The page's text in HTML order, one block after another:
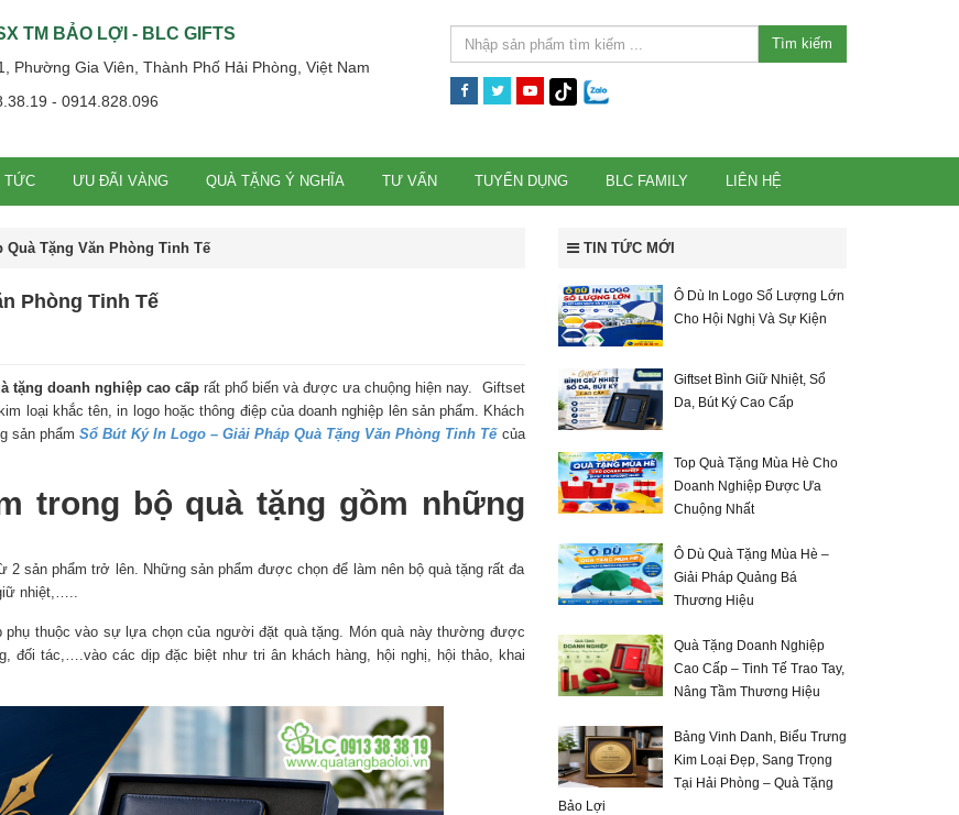
TM BẢO LỢI - BLC GIFTS
Phường Gia Viên, Thành Phố Hải Phòng, Việt Nam
- 0914.828.096
Tìm kiếm
TỨC ƯU ĐÃI VÀNG QUÀ TẶNG Ý NGHĨA TƯ VẤN TUYỂN DỤNG BLC FAMILY LIÊN HỆ
Tặng Văn Phòng Tinh Tế
Phòng Tinh Tế
tặng doanh nghiệp cao cấprất phổ biến và được ưa chuộng hiện nay. Giftset
loại khắc tên, in logo hoặc thông điệp của doanh nghiệp lên sản phẩm. Khách
sản phẩmSổ Bút Ký In Logo – Giải Pháp Quà Tặng Văn Phòng Tinh Tếcủa
trong bộ quà tặng gồm những
2 sản phẩm trở lên. Những sản phẩm được chọn để làm nên bộ quà tặng rất đa
nhiệt,…..
thuộc vào sự lựa chọn của người đặt quà tặng. Món quà này thường được
đối tác,….vào các dịp đặc biệt như tri ân khách hàng, hội nghị, hội thảo, khai
TIN TỨC MỚI
Ô Dù In Logo Số Lượng Lớn
Cho Hội Nghị Và Sự Kiện
Giftset Bình Giữ Nhiệt, Sổ
Da, Bút Ký Cao Cấp
Top Quà Tặng Mùa Hè Cho
Doanh Nghiệp Được Ưa
Chuộng Nhất
Ô Dù Quà Tặng Mùa Hè –
Giải Pháp Quảng Bá
Thương Hiệu
Quà Tặng Doanh Nghiệp
Cao Cấp – Tinh Tế Trao Tay,
Nâng Tầm Thương Hiệu
Bảng Vinh Danh, Biểu Trưng
Kim Loại Đẹp, Sang Trọng
Tại Hải Phòng – Quà Tặng
Bảo Lợi